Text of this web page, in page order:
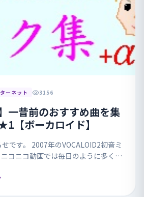
ーネット 3156
一昔前のおすすめ曲を集
【ボーカロイド】
初音ミ
コニコ動画では毎日のように多くの
すすめ曲を集めてみま...